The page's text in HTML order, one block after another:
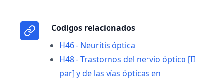
Codigos relacionados
H46 - Neuritis óptica
H48 - Trastornos del nervio óptico [II
par] y de las vías ópticas en